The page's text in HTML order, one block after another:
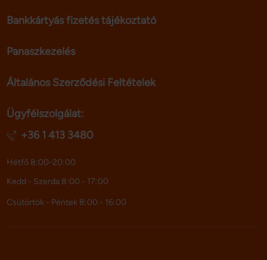
Bankkártyás fizetés tájékoztató
Panaszkezelés
Általános Szerződési Feltételek
Ügyfélszolgálat:
+36 1 413 3480
Hétfő 8:00-20:00
Kedd - Szerda 8:00 - 17:00
Csütörtök - Péntek 8:00 - 16:00